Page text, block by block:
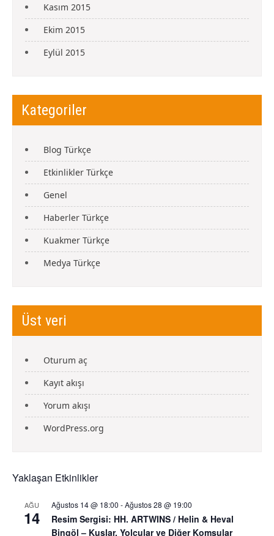
Kasım 2015
Ekim 2015
Eylül 2015
Kategoriler
Blog Türkçe
Etkinlikler Türkçe
Genel
Haberler Türkçe
Kuakmer Türkçe
Medya Türkçe
Üst veri
Oturum aç
Kayıt akışı
Yorum akışı
WordPress.org
Yaklaşan Etkinlikler
AĞU
14
Ağustos 14 @ 18:00 -Ağustos 28 @ 19:00
Resim Sergisi: HH. ARTWINS / Helin & Heval
Bingöl – Kuşlar, Yolcular ve Diğer Komşular